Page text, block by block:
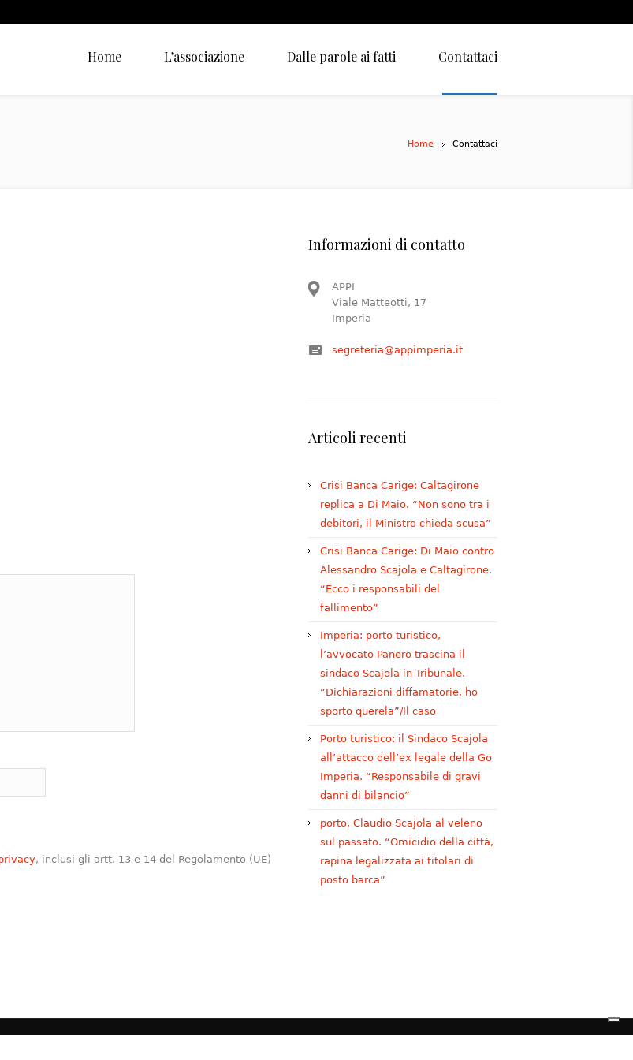
Home L’associazione Dalle parole ai fatti Contattaci
Home Contattaci
, inclusi gli artt. 13 e 14 del Regolamento (UE)
Informazioni di contatto
APPI
Viale Matteotti, 17
Imperia
segreteria@appimperia.it
Articoli recenti
Crisi Banca Carige: Caltagirone
replica a Di Maio. “Non sono tra i
debitori, il Ministro chieda scusa”
Crisi Banca Carige: Di Maio contro
Alessandro Scajola e Caltagirone.
“Ecco i responsabili del
fallimento”
Imperia: porto turistico,
l’avvocato Panero trascina il
sindaco Scajola in Tribunale.
“Dichiarazioni diffamatorie, ho
sporto querela”/Il caso
Porto turistico: il Sindaco Scajola
all’attacco dell’ex legale della Go
Imperia. “Responsabile di gravi
danni di bilancio”
porto, Claudio Scajola al veleno
sul passato. “Omicidio della città,
rapina legalizzata ai titolari di
posto barca”